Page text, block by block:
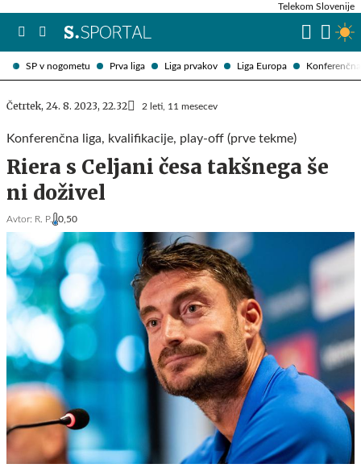
SP v nogometu Prva liga Liga prvakov Liga Europa
Telekom Slovenije
Četrtek, 24. 8. 2023, 22.32 2 leti, 11 mesecev
Konferenčna liga, kvalifikacije, play-off (prve tekme)
Riera s Celjani česa takšnega še
ni doživel
Avtor: R. P. 0,50